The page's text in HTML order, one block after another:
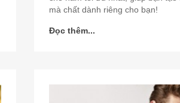
mà chất dành riêng cho bạn!
Đọc thêm...